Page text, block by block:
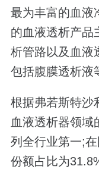
最为丰富的血液
的血液透析产品
析管路以及血液
包括腹膜透析液
根据弗若斯特沙
血液透析器领域
列全行业第一;
份额占比为